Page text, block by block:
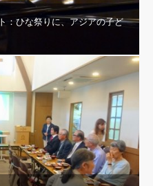
：ひな祭りに、アジアの子ど